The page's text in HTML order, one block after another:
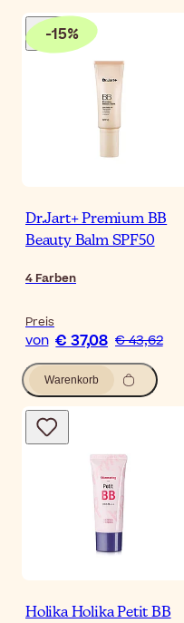
-15%
Dr.Jart+ Premium BB
Beauty Balm SPF50
4 Farben
Preis
von € 37,08 € 43,62
Warenkorb
Holika Holika Petit BB